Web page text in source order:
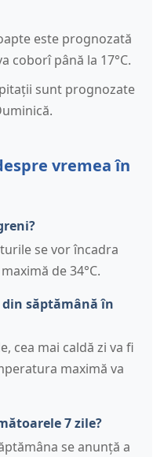
este prognozată
coborî până la 17°C.
sunt prognozate
vremea în
se vor încadra
de 34°C.
din săptămână în
cea mai caldă zi va fi
maximă va
7 zile?
se anunță a